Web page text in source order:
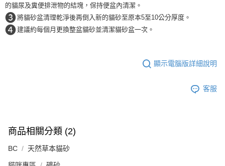
的貓尿及糞便排泄物的結塊，保持便盆內清潔。
❸將貓砂盆清理乾淨後再倒入新的貓砂至原本5至10公分厚度。
❹建議約每個月更換整盆貓砂並清潔貓砂盆一次。
顯示電腦版詳細說明
客服
商品相關分類 (2)
BC 天然草本貓砂